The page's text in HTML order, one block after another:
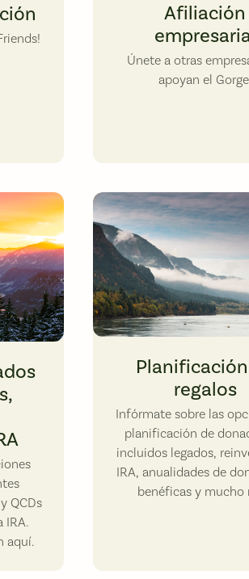
Afiliación
Únete a otras
apoyan el
QCDs
IRA.
aquí.
regalos
Infórmate sobre las
planificación de
incluidos legados,
IRA, anualidades de
benéficas y mucho